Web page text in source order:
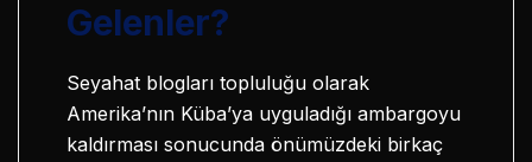
Gelenler?
Seyahat blogları topluluğu olarak
Amerika’nın Küba’ya uyguladığı ambargoyu
kaldırması sonucunda önümüzdeki birkaç